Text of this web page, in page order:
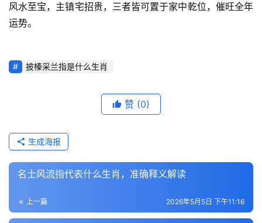
风水至宝，主镇宅招贵，三者皆可置于家中乾位，催旺全年
运势。
披榛采兰指是什么生肖
赞 (0)
生成海报
名士风流指代表什么生肖，准确释义解读
上一篇 2026年5月5日 下午11:16